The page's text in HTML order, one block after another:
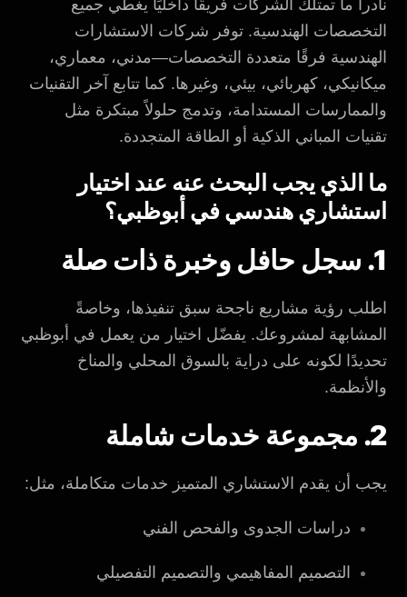
نادراً ما تمتلك الشركات فريقًا داخليًا يغطي جميع
التخصصات الهندسية. توفر شركات الاستشارات
الهندسية فرقًا متعددة التخصصات—مدني، معماري،
ميكانيكي، كهربائي، بيئي، وغيرها. كما تتابع آخر التقنيات
والممارسات المستدامة، وتدمج حلولاً مبتكرة مثل
تقنيات المباني الذكية أو الطاقة المتجددة.
ما الذي يجب البحث عنه عند اختيار
استشاري هندسي في أبوظبي؟
1. سجل حافل وخبرة ذات صلة
اطلب رؤية مشاريع ناجحة سبق تنفيذها، وخاصةً
المشابهة لمشروعك. يفضّل اختيار من يعمل في أبوظبي
تحديدًا لكونه على دراية بالسوق المحلي والمناخ
والأنظمة.
2. مجموعة خدمات شاملة
يجب أن يقدم الاستشاري المتميز خدمات متكاملة، مثل:
دراسات الجدوى والفحص الفني
التصميم المفاهيمي والتصميم التفصيلي